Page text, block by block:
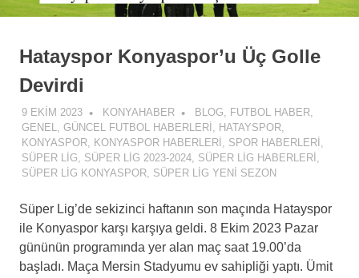
Hatayspor Konyaspor’u Üç Golle
Devirdi
9 EKIM 2023 KONYAHABER BLOG, FUTBOL HABER,
GENEL, GÜNCEL FUTBOL HABERLERI , HATAYSPOR,
KONYASPOR, KONYASPOR HABERLERI , SPOR HABERLERI ,
SÜPER LIG, SÜPER LIG 2023-2024, SÜPER LIG HABERLERI ,
SÜPER LIG KONYASPOR, SÜPER LIG YENI SEZON
Süper Lig’de sekizinci haftanın son maçında Hatayspor
ile Konyaspor karşı karşıya geldi. 8 Ekim 2023 Pazar
gününün programında yer alan maç saat 19.00’da
başladı. Maça Mersin Stadyumu ev sahipliği yaptı. Ümit